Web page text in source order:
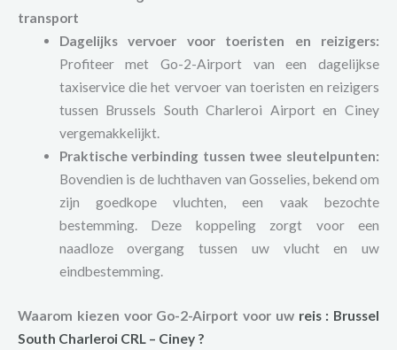
transport
Dagelijks vervoer voor toeristen en reizigers:
Profiteer met Go-2-Airport van een dagelijkse
taxiservice die het vervoer van toeristen en reizigers
tussen Brussels South Charleroi Airport en Ciney
vergemakkelijkt.
Praktische verbinding tussen twee sleutelpunten:
Bovendien is de luchthaven van Gosselies, bekend om
zijn goedkope vluchten, een vaak bezochte
bestemming. Deze koppeling zorgt voor een
naadloze overgang tussen uw vlucht en uw
eindbestemming.
Waarom kiezen voor Go-2-Airport voor uw reis: Brussel
South Charleroi CRL – Ciney ?